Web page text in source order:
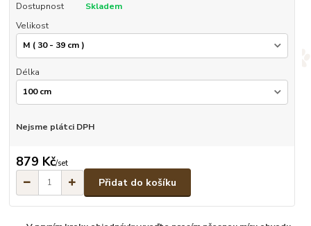
Dostupnost
Skladem
Velikost
Délka
Nejsme plátci DPH
879 Kč/set
Přidat do košíku